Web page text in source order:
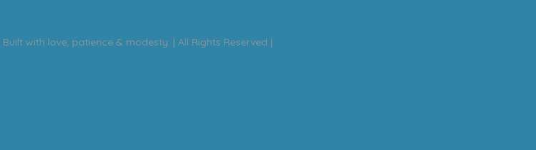
Built with love, patience & modesty. | All Rights Reserved |